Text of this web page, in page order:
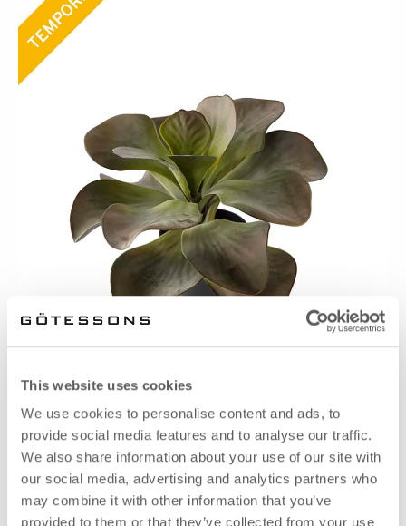
This website uses cookies
We use cookies to personalise content and ads, to
provide social media features and to analyse our traffic.
We also share information about your use of our site with
our social media, advertising and analytics partners who
may combine it with other information that you’ve
provided to them or that they’ve collected from your use
KALANCHOE 250
Fr. 42.13 EUR